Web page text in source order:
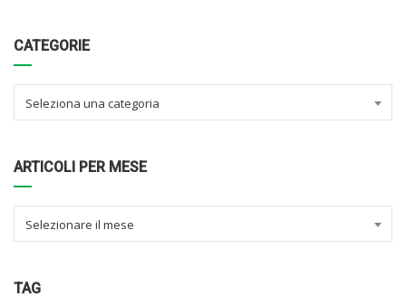
CATEGORIE
Seleziona una categoria
ARTICOLI PER MESE
Selezionare il mese
TAG